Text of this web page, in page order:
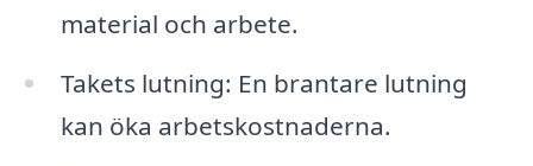
material och arbete.
Takets lutning: En brantare lutning
kan öka arbetskostnaderna.